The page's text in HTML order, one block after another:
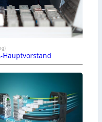
Hauptvorstand